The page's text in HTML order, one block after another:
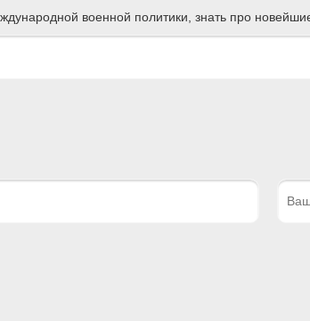
военной политики, знать про